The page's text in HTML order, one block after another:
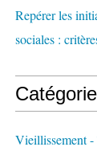
Repérer les
sociales :
Vieillissement